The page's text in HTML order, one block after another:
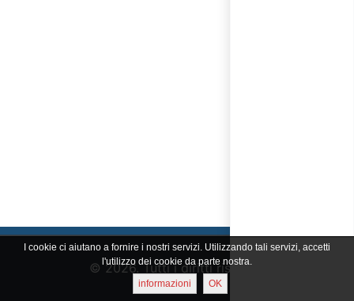
© 2026. Tutti i diritti riservati
I cookie ci aiutano a fornire i nostri servizi. Utilizzando tali servizi, accetti
l'utilizzo dei cookie da parte nostra.
informazioni
OK